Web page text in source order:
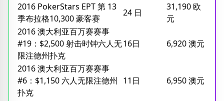
2016 PokerStars EPT 第 13
季布拉格10,300 豪客赛
24 日
31,190 欧
元
2016 澳大利亚百万赛赛事
#19：$2,500 射击时钟六人无
限注德州扑克
16日 6,920 澳元
2016 澳大利亚百万赛赛事
#6：$1,150 六人无限注德州
扑克
11日 6,950 澳元